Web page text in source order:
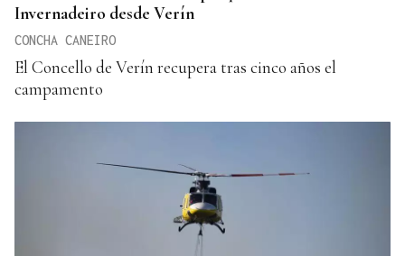
Invernadeiro desde Verín
CONCHA CANEIRO
El Concello de Verín recupera tras cinco años el
campamento